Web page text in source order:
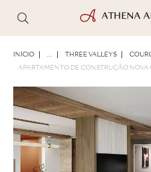
INÍCIO ... THREE VALLEYS
APARTAMENTO DE CONSTRUÇÃO NOVA